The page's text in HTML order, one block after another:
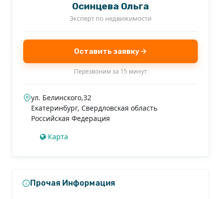
Осинцева Ольга
Эксперт по недвижимости
Оставить заявку
Перезвоним за 15 минут
ул. Белинского,32
Екатеринбург, Свердловская область
Российская Федерация
Карта
Прочая Информация